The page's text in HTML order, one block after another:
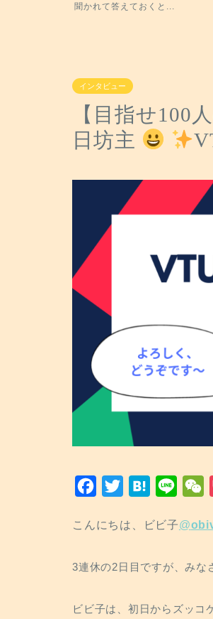
聞かれて答えておくと...
インタビュー
【目指せ100
日坊主
c
b
o
i
t
H
t
n
n
W
C
a
こんにちは、ビビ子@
3連休の2日目ですが、みな
ビビ子は、初日からズッコ